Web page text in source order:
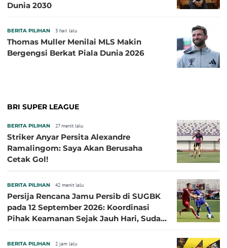
Dunia 2030
BERITA PILIHAN 3 hari lalu
Thomas Muller Menilai MLS Makin
Bergengsi Berkat Piala Dunia 2026
BRI SUPER LEAGUE
BERITA PILIHAN 27 menit lalu
Striker Anyar Persita Alexandre
Ramalingom: Saya Akan Berusaha
Cetak Gol!
BERITA PILIHAN 42 menit lalu
Persija Rencana Jamu Persib di SUGBK
pada 12 September 2026: Koordinasi
Pihak Keamanan Sejak Jauh Hari, Sudah
BERITA PILIHAN 2 jam lalu